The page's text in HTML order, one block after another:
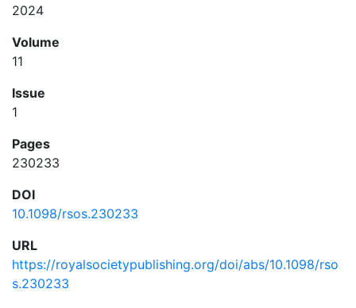
2024
Volume
11
Issue
1
Pages
230233
DOI
10.1098/rsos.230233
URL
https://royalsocietypublishing.org/doi/abs/10.1098/rso
s.230233